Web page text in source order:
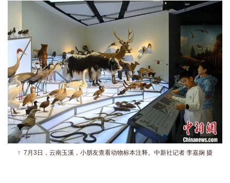
↑ 7月3日，云南玉溪，小朋友查看动物标本注释。 中新社记者 李嘉娴 摄